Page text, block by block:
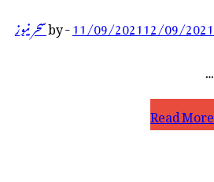
11/09/202112/09/2021
-
byسحر نیوز
…
ملک
Read More